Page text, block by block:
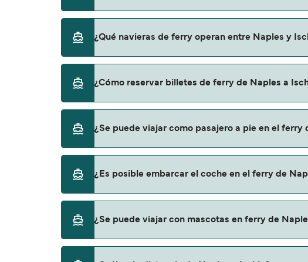
los gastos de reserva.
¿Qué navieras de ferry operan entre Naples y
¿Cómo reservar billetes de ferry de Naples a
para descrubrir las últimas promociones y descuentos
¿Se puede viajar como pasajero a pie en el ferry
¿Es posible embarcar el coche en el ferry de
¿Se puede viajar con mascotas en ferry de